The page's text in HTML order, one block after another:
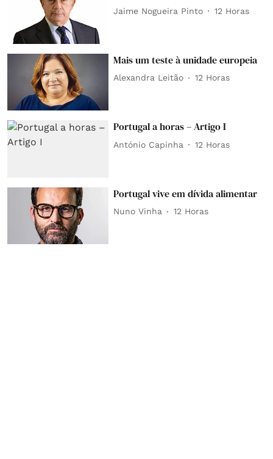
Jaime Nogueira Pinto 12 Horas
Mais um teste à unidade europeia
Alexandra Leitão 12 Horas
Portugal a horas – Artigo I
António Capinha 12 Horas
Portugal vive em dívida alimentar
Nuno Vinha 12 Horas